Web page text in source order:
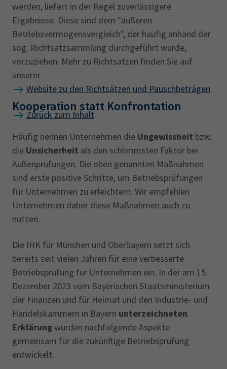
werden, liefert in der Regel zuverlässigere
Ergebnisse. Diese sind dem "äußeren
Betriebsvermögensvergleich", der häufig anhand der
sog. Richtsatzsammlung durchgeführt wurde,
vorzuziehen. Mehr zu Richtsätzen finden Sie auf
unserer
Website zu den Richtsätzen und Pauschbeträgen .
Zurück zum Inhalt
Kooperation statt Konfrontation
Häufig nennen Unternehmen die Ungewissheit bzw.
die Unsicherheit als den schlimmsten Faktor bei
Außenprüfungen. Die oben genannten Maßnahmen
sind erste positive Schritte, um Betriebsprüfungen
für Unternehmen zu erleichtern. Wir empfehlen
Unternehmen daher diese Maßnahmen auch zu
nutzen.
Die IHK für München und Oberbayern setzt sich
bereits seit vielen Jahren für eine verbesserte
Betriebsprüfung für Unternehmen ein. In der am 15.
Dezember 2023 vom Bayerischen Staatsministerium
der Finanzen und für Heimat und den Industrie- und
Handelskammern in Bayern unterzeichneten
Erklärungwurden nachfolgende Aspekte
gemeinsam für die zukünftige Betriebsprüfung
entwickelt: